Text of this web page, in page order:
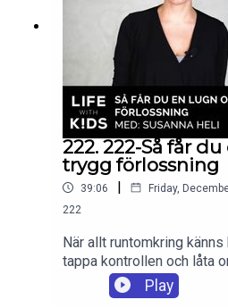
222. 222-Så får
trygg förlossning
39:06 | Friday,
222
När allt runtomkring
tappa kontrollen och låta
Sunna Heli, grundaren till
rädsla, förklarar hur vi kan
Play